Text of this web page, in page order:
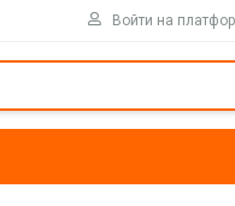
Войти на